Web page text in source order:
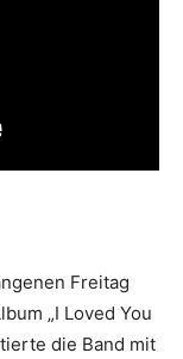
Freitag
„I Loved You
die Band mit